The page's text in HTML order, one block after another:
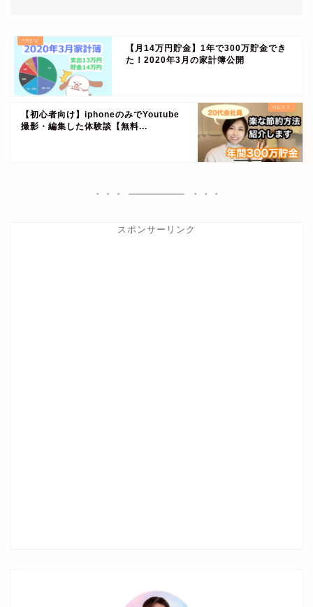
【月14万円貯金】1年で300万貯金でき
た！2020年3月の家計簿公開
【初心者向け】iphoneのみでYoutube
撮影・編集した体験談【無料...
スポンサーリンク